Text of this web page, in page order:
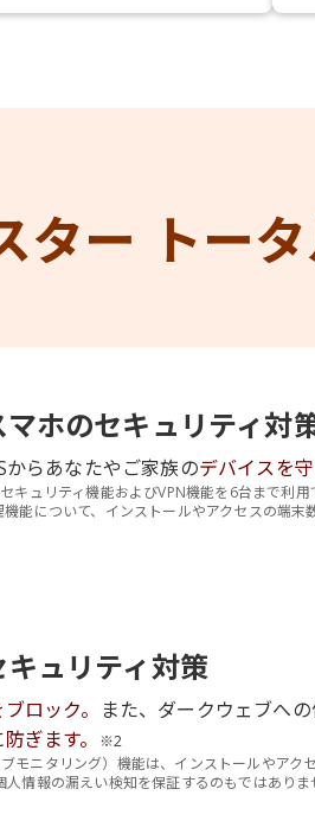
ター トー
ホのセキュリティ対
らあなたやご家族のデバイスを守
キュリティ機能およびVPN機能を6台まで利
能について、インストールやアクセスの端
ュリティ対策
ロック。
また、ダークウェブへ
ぎます。
※2
モニタリング）機能は、インストールやアク
情報の漏えい検知を保証するのもではありま